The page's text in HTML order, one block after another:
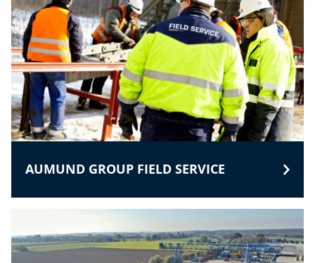
AUMUND GROUP FIELD SERVICE